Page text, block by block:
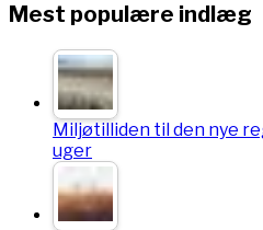
Mest populære indlæg
Miljøtilliden til den nye
uger